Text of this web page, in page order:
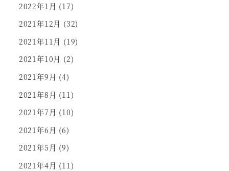
2022年1月 (17)
2021年12月 (32)
2021年11月 (19)
2021年10月 (2)
2021年9月 (4)
2021年8月 (11)
2021年7月 (10)
2021年6月 (6)
2021年5月 (9)
2021年4月 (11)